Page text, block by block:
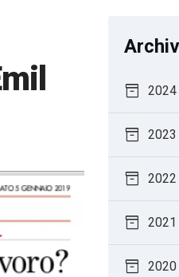
inventory_2 2024
inventory_2 2023
inventory_2 2022
inventory_2 2021
inventory_2 2020